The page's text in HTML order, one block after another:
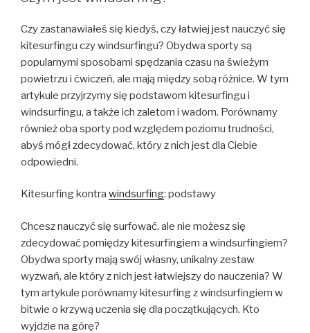
Czy zastanawiałeś się kiedyś, czy łatwiej jest nauczyć się
kitesurfingu czy windsurfingu? Obydwa sporty są
popularnymi sposobami spędzania czasu na świeżym
powietrzu i ćwiczeń, ale mają między sobą różnice. W tym
artykule przyjrzymy się podstawom kitesurfingu i
windsurfingu, a także ich zaletom i wadom. Porównamy
również oba sporty pod względem poziomu trudności,
abyś mógł zdecydować, który z nich jest dla Ciebie
odpowiedni.
Kitesurfing kontra windsurfing: podstawy
Chcesz nauczyć się surfować, ale nie możesz się
zdecydować pomiędzy kitesurfingiem a windsurfingiem?
Obydwa sporty mają swój własny, unikalny zestaw
wyzwań, ale który z nich jest łatwiejszy do nauczenia? W
tym artykule porównamy kitesurfing z windsurfingiem w
bitwie o krzywą uczenia się dla początkujących. Kto
wyjdzie na górę?